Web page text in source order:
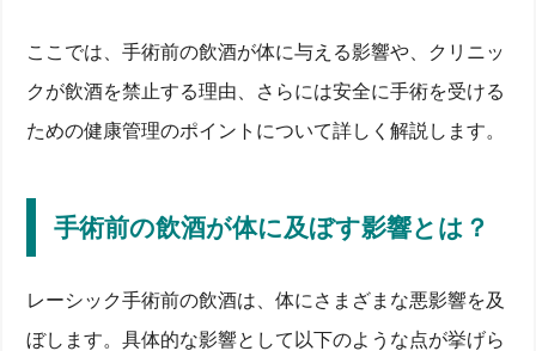
ここでは、手術前の飲酒が体に与える影響や、クリニッ
クが飲酒を禁止する理由、さらには安全に手術を受ける
ための健康管理のポイントについて詳しく解説します。
手術前の飲酒が体に及ぼす影響とは？
レーシック手術前の飲酒は、体にさまざまな悪影響を及
ぼします。具体的な影響として以下のような点が挙げら